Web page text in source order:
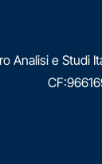
Analisi e Studi